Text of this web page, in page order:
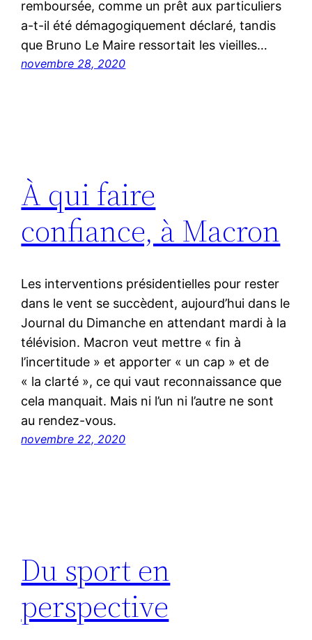
remboursée, comme un prêt aux particuliers
a-t-il été démagogiquement déclaré, tandis
que Bruno Le Maire ressortait les vieilles…
novembre 28, 2020
À qui faire
confiance, à Macron
Les interventions présidentielles pour rester
dans le vent se succèdent, aujourd’hui dans le
Journal du Dimanche en attendant mardi à la
télévision. Macron veut mettre « fin à
l’incertitude » et apporter « un cap » et de
« la clarté », ce qui vaut reconnaissance que
cela manquait. Mais ni l’un ni l’autre ne sont
au rendez-vous.
novembre 22, 2020
Du sport en
perspective